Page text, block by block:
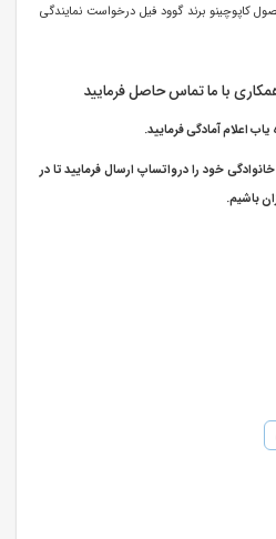
کاپوچینو برند گوود فیل درخواست نمایندگی
با ما تماس حاصل فرمایید
اعلام آمادگی فرمایید.
خود را در واتساپ ارسال فرمایید تا در
باشیم.